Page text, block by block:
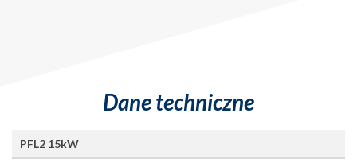
Dane techniczne
PFL2 15kW